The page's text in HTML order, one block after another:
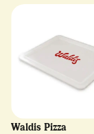
Waldis Pizza